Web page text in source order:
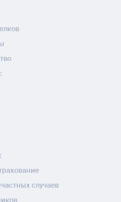
случаев